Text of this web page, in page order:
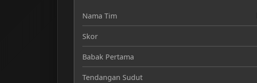
Nama Tim
Skor
Babak Pertama
Tendangan Sudut